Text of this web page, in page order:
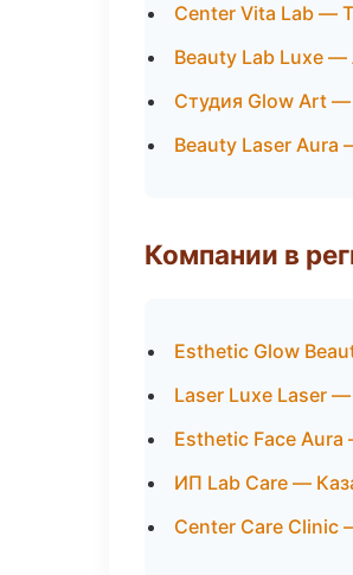
Center Vita Lab —
Beauty Lab Luxe
Студия Glow Art —
Beauty Laser
Компании в
Esthetic Glow
Laser Luxe Laser
Esthetic Face Aura
ИП Lab Care —
Center Care Clinic